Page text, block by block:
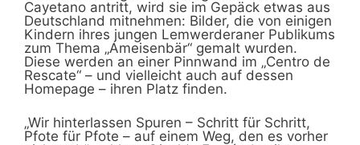
Cayetano antritt, wird sie im Gepäck etwas aus
Deutschland mitnehmen: Bilder, die von einigen
Kindern ihres jungen Lemwerderaner Publikums
zum Thema „Ameisenbär“ gemalt wurden.
Diese werden an einer Pinnwand im „Centro de
Rescate“ – und vielleicht auch auf dessen
Homepage – ihren Platz finden.
„Wir hinterlassen Spuren – Schritt für Schritt,
Pfote für Pfote – auf einem Weg, den es vorher